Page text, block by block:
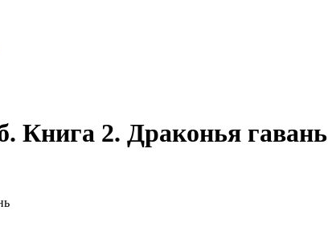
Книга 2. Драконья гавань